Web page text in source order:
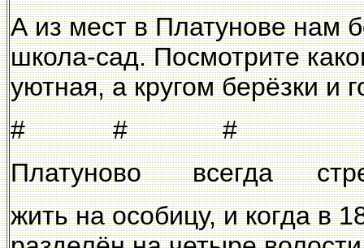
А из мест в Платунове нам
школа-сад. Посмотрите
уютная, а кругом берёзки и
# # #
Платуново всегда
жить на особицу, и когда в